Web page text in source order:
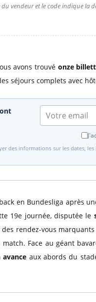
vendeur et le code indique la
avons trouvé onze
séjours complets avec
informations sur les dates,
en Bundesliga après
19e journée, disputée le
rendez-vous
Face au géant
avance aux abords du